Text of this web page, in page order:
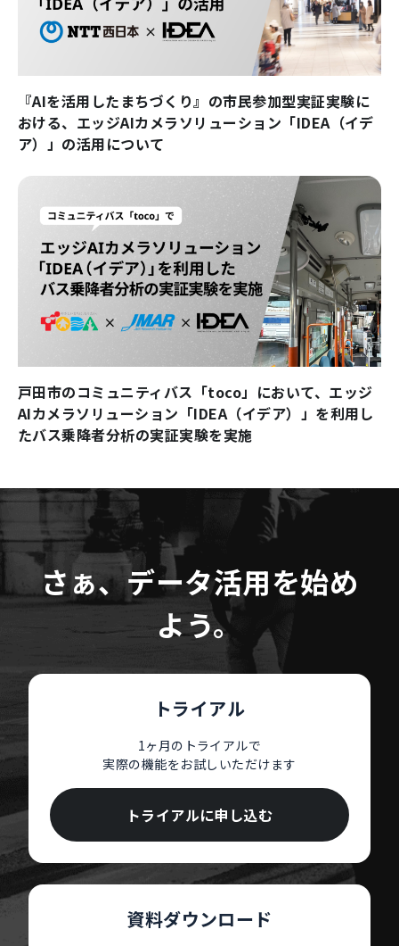
『AIを活用したまちづくり』の市民参加型実証実験に
おける、エッジAIカメラソリューション「IDEA（イデ
ア）」の活用について
戸田市のコミュニティバス「toco」において、エッジ
AIカメラソリューション「IDEA（イデア）」を利用し
たバス乗降者分析の実証実験を実施
さぁ、データ活用を始め
よう。
トライアル
1ヶ月のトライアルで
実際の機能をお試しいただけます
トライアルに申し込む
資料ダウンロード